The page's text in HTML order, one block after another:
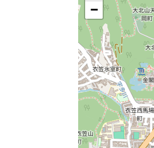
−